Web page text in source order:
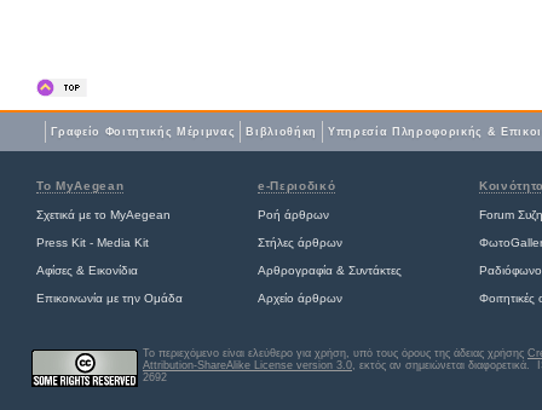
Γραφείο Φοιτητικής Μέριμνας Βιβλιοθήκη Yπηρεσία Πληροφορικής &
Το MyAegean e-Περιοδικό
Σχετικά με το MyAegean Ροή άρθρων Forum
Press Kit - Media Kit Στήλες άρθρων
Αφίσες & Εικονίδια Αρθρογραφία & Συντάκτες Ραδιόφωνο
Επικοινωνία με την Ομάδα Αρχείο άρθρων
Το περιεχόμενο είναι ελεύθερο για χρήση, υπό τους όρους της άδειας χρήσης
Attribution-ShareAlike License version 3.0, εκτός αν σημειώνεται διαφορετικά.
2692